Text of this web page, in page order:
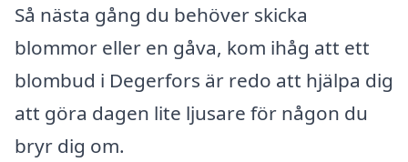
Så nästa gång du behöver skicka
blommor eller en gåva, kom ihåg att ett
blombud i Degerfors är redo att hjälpa dig
att göra dagen lite ljusare för någon du
bryr dig om.